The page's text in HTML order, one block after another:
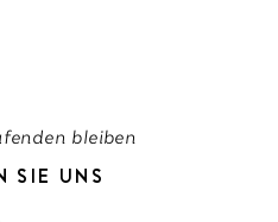
bleiben
SIE UNS